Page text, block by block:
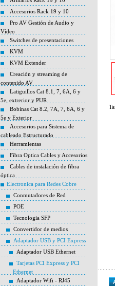
Accesorios Rack 19 y 10
Pro AV Gestión de Audio y
Vídeo
Switches de presentaciones
KVM
KVM Extender
Creación y streaming de
contenido AV
Latiguillos Cat 8.1, 7, 6A, 6 y
5e, extrerior y PUR
Bobinas Cat 8.2, 7A, 7, 6A, 6 y
5e y Exterior
Accesorios para Sistema de
cableado Estructurado
Herramientas
Fibra Optica Cables y Accesorios
Cables de instalación de fibra
óptica
Electronica para Redes Cobre
Conmutadores de Red
POE
Tecnologia SFP
Convertidor de medios
Adaptador USB y PCI Express
Adaptador USB Ethernet
Tarjetas PCI Express y PCI
Ethernet
Adaptador Wifi - RJ45